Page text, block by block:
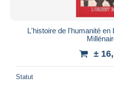
L'histoire de l'humanité
±
Statut